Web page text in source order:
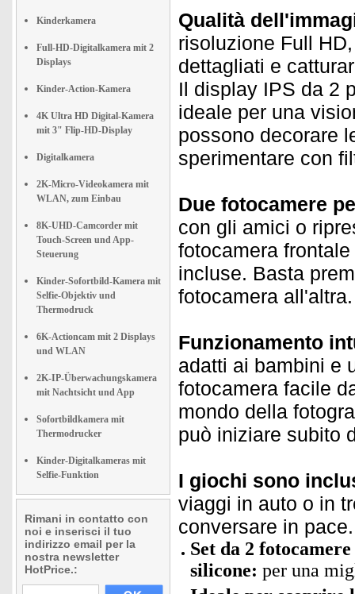
Kinderkamera
Full-HD-Digitalkamera mit 2
Displays
Kinder-Action-Kamera
4K Ultra HD Digital-Kamera
mit 3" Flip-HD-Display
Digitalkamera
2K-Micro-Videokamera mit
WLAN, zum Einbau
8K-UHD-Camcorder mit
Touch-Screen und App-
Steuerung
Kinder-Sofortbild-Kamera mit
Selfie-Objektiv und
Thermodruck
6K-Actioncam mit 2 Displays
und WLAN
2K-IP-Überwachungskamera
mit Nachtsicht und App
Sofortbildkamera mit
Thermodrucker
Kinder-Digitalkameras mit
Selfie-Funktion
Rimani in contatto con
noi e inserisci il tuo
indirizzo email per la
nostra newsletter
HotPrice.:
Qualità
risoluzione Full
dettagliati e
Il display IPS da 2
ideale per una
possono decorare
sperimentare con
Due fotocamere
con gli amici o
fotocamera
incluse. Basta
fotocamera all'altra.
Funzionamento
adatti ai bambini e
fotocamera facile
mondo della
può iniziare subito
I giochi sono
viaggi in auto o in
conversare in pace.
Set da 2
silicone: per una